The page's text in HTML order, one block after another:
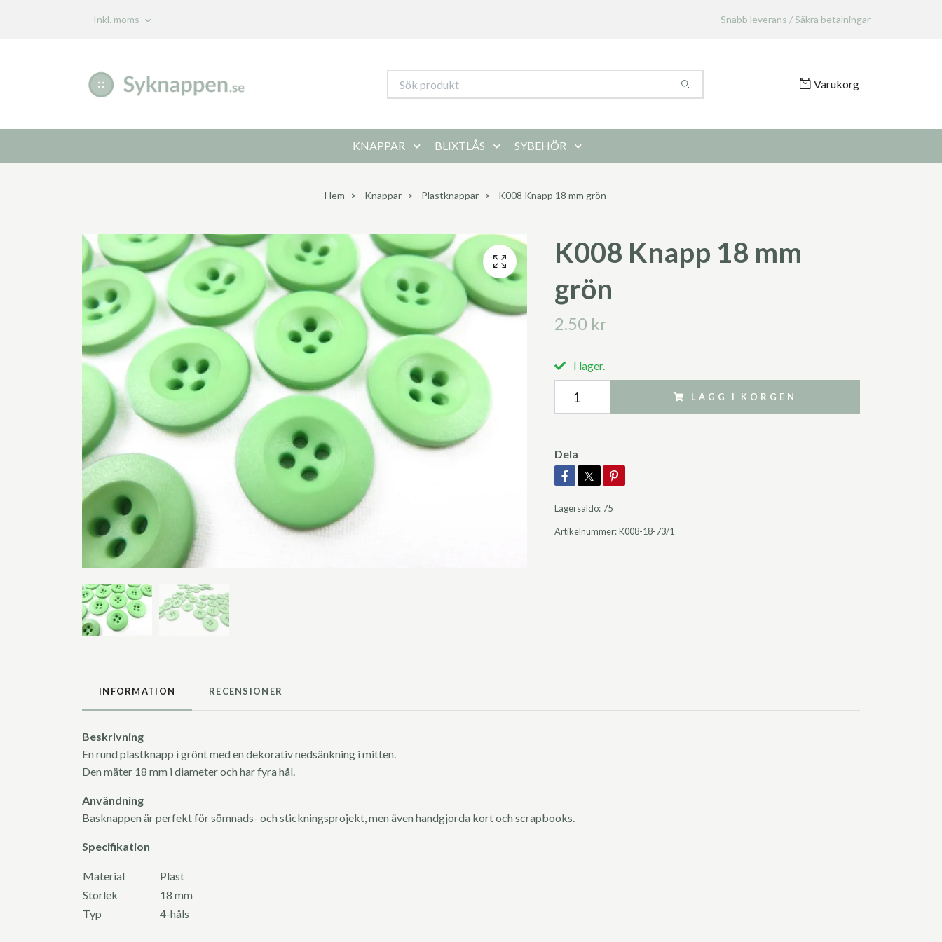
Inkl. moms Snabb leverans / Säkra betalningar
Varukorg
KNAPPAR BLIXTLÅS SYBEHÖR
Hem Knappar Plastknappar K008 Knapp 18 mm grön
K008 Knapp 18 mm
grön
2.50 kr
I lager.
LÄGG I KORGEN
Dela
Lagersaldo: 75
Artikelnummer:K008-18-73/1
INFORMATION RECENSIONER
Beskrivning
En rund plastknapp i grönt med en dekorativ nedsänkning i mitten.
Den mäter 18 mm i diameter och har fyra hål.
Användning
Basknappen är perfekt för sömnads- och stickningsprojekt, men även handgjorda kort och scrapbooks.
Specifikation
Material
Plast
Storlek
18 mm
Typ
4-håls